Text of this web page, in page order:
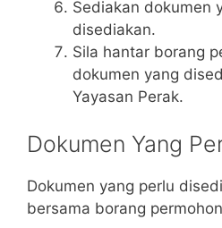
Sediakan dokumen
disediakan.
Sila hantar borang
dokumen yang
Yayasan Perak.
Dokumen Yang
Dokumen yang perlu
bersama borang